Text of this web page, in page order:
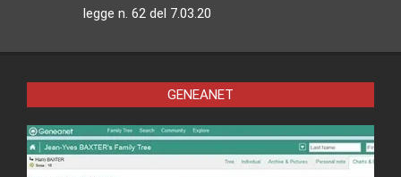
legge n. 62 del 7.03.20
GENEANET